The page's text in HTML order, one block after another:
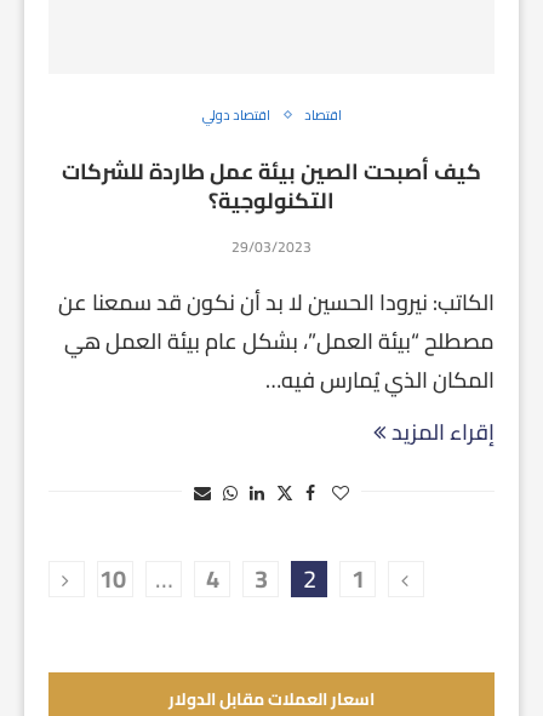
اقتصاد اقتصاد دولي
كيف أصبحت الصين بيئة عمل طاردة للشركات
التكنولوجية؟
29/03/2023
الكاتب: نيرودا الحسين لا بد أن نكون قد سمعنا عن
مصطلح “بيئة العمل”، بشكل عام بيئة العمل هي
المكان الذي يُمارس فيه…
إقراء المزيد
1
2
3
4
…
10
اسعار العملات مقابل الدولار